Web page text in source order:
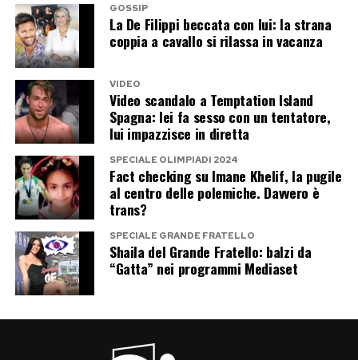
GOSSIP
La De Filippi beccata con lui: la strana
coppia a cavallo si rilassa in vacanza
VIDEO
Video scandalo a Temptation Island
Spagna: lei fa sesso con un tentatore,
lui impazzisce in diretta
SPECIALE OLIMPIADI 2024
Fact checking su Imane Khelif, la pugile
al centro delle polemiche. Davvero è
trans?
SPECIALE GRANDE FRATELLO
Shaila del Grande Fratello: balzi da
“Gatta” nei programmi Mediaset